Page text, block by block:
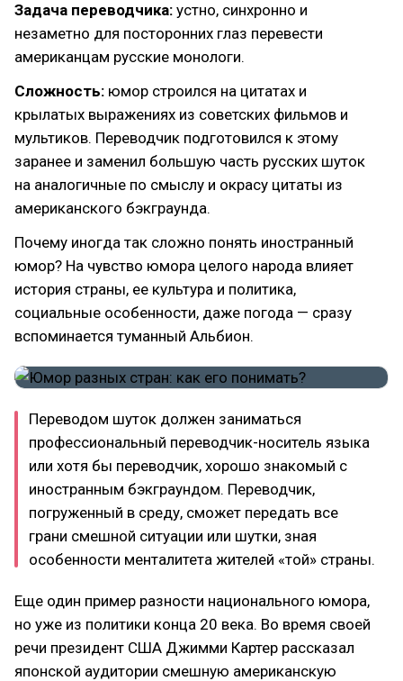
Задача переводчика: устно, синхронно и
незаметно для посторонних глаз перевести
американцам русские монологи.
Сложность: юмор строился на цитатах и
крылатых выражениях из советских фильмов и
мультиков. Переводчик подготовился к этому
заранее и заменил большую часть русских шуток
на аналогичные по смыслу и окрасу цитаты из
американского бэкграунда.
Почему иногда так сложно понять иностранный
юмор? На чувство юмора целого народа влияет
история страны, ее культура и политика,
социальные особенности, даже погода — сразу
вспоминается туманный Альбион.
Переводом шуток должен заниматься
профессиональный переводчик-носитель языка
или хотя бы переводчик, хорошо знакомый с
иностранным бэкграундом. Переводчик,
погруженный в среду, сможет передать все
грани смешной ситуации или шутки, зная
особенности менталитета жителей «той» страны.
Еще один пример разности национального юмора,
но уже из политики конца 20 века. Во время своей
речи президент США Джимми Картер рассказал
японской аудитории смешную американскую